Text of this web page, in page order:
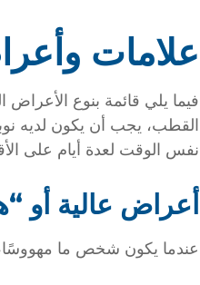
علامات
فيما يلي قائمة بنوع
القطب، يجب أن يكون لديه
نفس الوقت لعدة أيام على
أعراض عالية أو
عندما يكون شخص ما مهووسًا،